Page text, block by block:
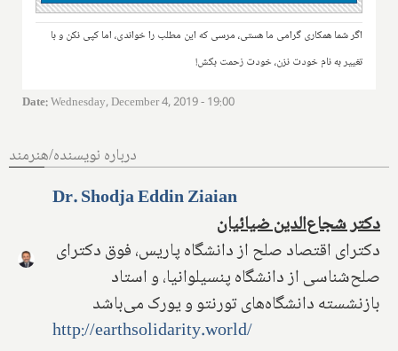
اگر شما همکاری گرامی ما هستی، مرسی که این مطلب را خواندی، اما کپی نکن و با
تغییر به نام خودت نزن، خودت زحمت بکش!
Date:Wednesday, December 4, 2019 - 19:00
درباره نویسنده/هنرمند
Dr. Shodja Eddin Ziaian
دکتر شجاع‌الدین ضیائیان
دکترای اقتصاد صلح از دانشگاه پاریس، فوق دکترای
صلح‌شناسی از دانشگاه پنسیلوانیا، و استاد
بازنشسته دانشگاه‌های تورنتو و یورک می‌باشد
http://earthsolidarity.world/